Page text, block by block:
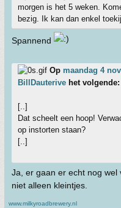
morgen is het 5 weken.
bezig. Ik kan dan enkel
Spannend
Op maandag 4
BillDauterive het volgende:
[..]
Dat scheelt een hoop!
op instorten staan?
[..]
Ja, er gaan er echt nog wel
niet alleen kleintjes.
www.milkyroadbrewery.nl